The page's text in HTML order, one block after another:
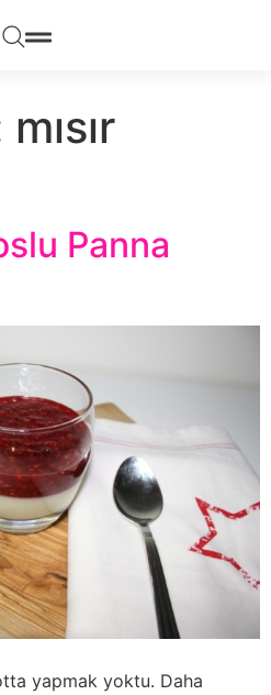
mısır
Panna
yapmak yoktu. Daha